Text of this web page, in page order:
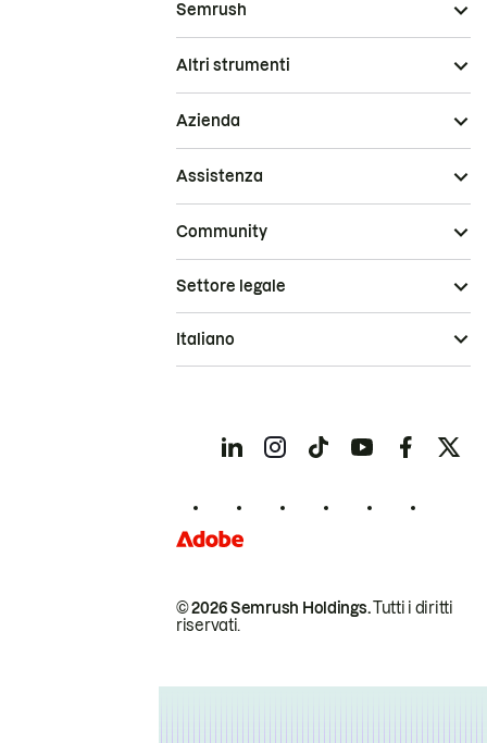
Semrush
Altri strumenti
Azienda
Assistenza
Community
© 2026 Semrush Holdings.Tutti i diritti
riservati.
Settore legale
Italiano